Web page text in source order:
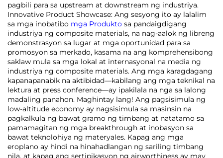
pagbili para sa upstream at downstream ng industriya.
Innovative Product Showcase: Ang sesyong ito ay lalalim
sa mga inobatibo mga Produkto sa pandaigdigang
industriya ng composite materials, na nag-aalok ng libreng
demonstrasyon sa lugar at mga oportunidad para sa
promosyon sa merkado, kasama na ang komprehensibong
saklaw mula sa mga lokal at internasyonal na media ng
industriya ng composite materials. Ang mga karagdagang
kapanapanabik na aktibidad—kabilang ang mga teknikal na
lektura at press conference—ay ipakilala na nga sa lalong
madaling panahon. Maghintay lang! Ang pagsisimula ng
low-altitude economy ay nagsisimula sa masinsin na
pagkalkula ng bawat gramo ng timbang at natatamo sa
pamamagitan ng mga breakthrough at inobasyon sa
bawat teknolohiya ng materyales. Kapag ang mga
eroplano ay hindi na hinahadlangan ng sariling timbang
nila, at kapag ang sertipikasyon ng airworthiness ay may